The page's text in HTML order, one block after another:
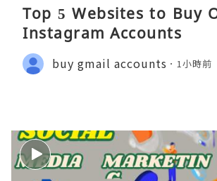
Top 5 Websites to Buy
Instagram Accounts
buy gmail accounts 1小時前